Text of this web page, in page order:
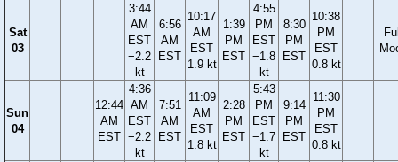
Sat
03
3:44
AM
EST
−2.2
kt
6:56
AM
EST
10:17
AM
EST
1.9 kt
1:39
PM
EST
4:55
PM
EST
−1.8
kt
8:30
PM
EST
10:38
PM
EST
0.8 kt
Sun
04
12:44
AM
EST
4:36
AM
EST
−2.2
kt
7:51
AM
EST
11:09
AM
EST
1.8 kt
2:28
PM
EST
5:43
PM
EST
−1.7
kt
9:14
PM
EST
11:30
PM
EST
0.8 kt